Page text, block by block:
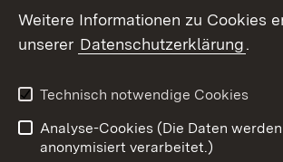
Social Wall
X / Twitter
Youtube
Weitere Informationen zu Cookies
unserer Datenschutzerklärung.
Technisch notwendige Cookies
Analyse-Cookies (Die Daten
anonymisiert verarbeitet.)